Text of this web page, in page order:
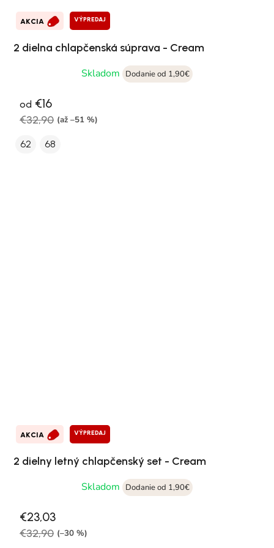
AKCIA VÝPREDAJ
2 dielna chlapčenská súprava - Cream
Skladom
Dodanie od 1,90€
od €16
€32,90 (až –51 %)
62 68
AKCIA VÝPREDAJ
2 dielny letný chlapčenský set - Cream
Skladom
Dodanie od 1,90€
€23,03
€32,90 (–30 %)